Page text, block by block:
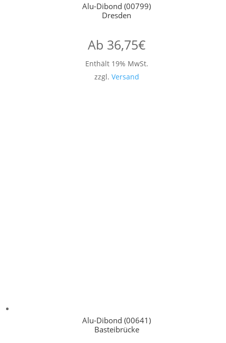
Alu-Dibond (00799)
Dresden
Ab 36,75€
Enthält 19% MwSt.
zzgl. Versand
Alu-Dibond (00641)
Basteibrücke